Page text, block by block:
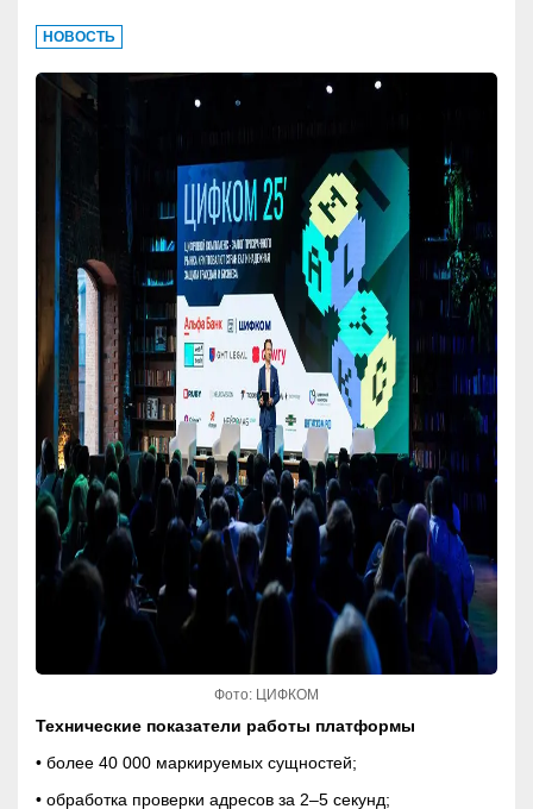
НОВОСТЬ
Фото: ЦИФКОМ
Технические показатели работы платформы
• более 40 000 маркируемых сущностей;
• обработка проверки адресов за 2–5 секунд;